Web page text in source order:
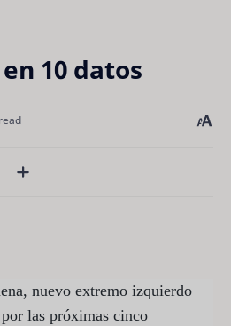
10 datos
nuevo extremo izquierdo
las próximas cinco